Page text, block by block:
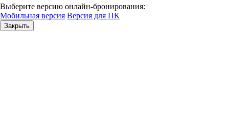
Выберите версию онлайн-бронирования:
Мобильная версия Версия для ПК
Закрыть